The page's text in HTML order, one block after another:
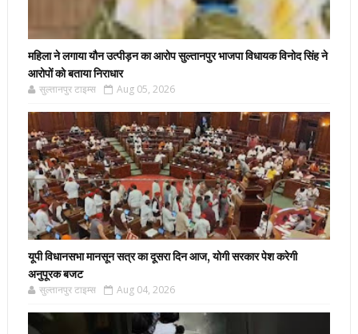
महिला ने लगाया यौन उत्पीड़न का आरोप सुल्तानपुर भाजपा विधायक विनोद सिंह ने
आरोपों को बताया निराधार
सुल्तानपुर टाइम्स Aug 05, 2026
यूपी विधानसभा मानसून सत्र का दूसरा दिन आज, योगी सरकार पेश करेगी
अनुपूरक बजट
सुल्तानपुर टाइम्स Aug 04, 2026